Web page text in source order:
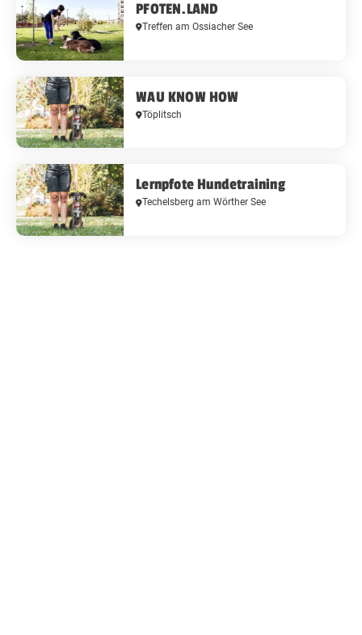
PFOTEN.LAND
Treffen am Ossiacher See
WAU KNOW HOW
Töplitsch
Lernpfote Hundetraining
Techelsberg am Wörther See